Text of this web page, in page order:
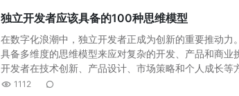
独立开发者应该具备的100种思维模型
在数字化浪潮中，独立开发者正成为创新的重要推动
具备多维度的思维模型来应对复杂的开发、产品和商
开发者在技术创新、产品设计、市场策略和个人成长
1112